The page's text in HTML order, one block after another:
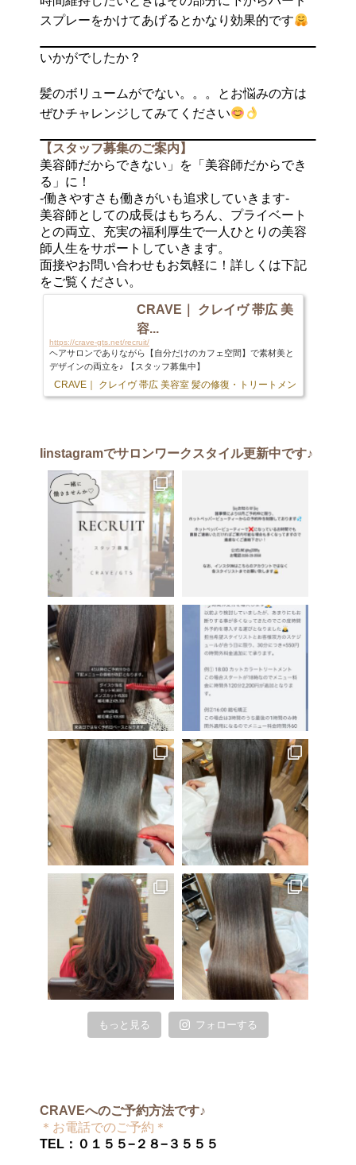
スプレーをかけてあげるとかなり効果的です
いかがでしたか？
髪のボリュームがでない。。。とお悩みの方は
ぜひチャレンジしてみてください
【スタッフ募集のご案内】
美容師だからできない」を「美容師だからでき
る」に！
-働きやすさも働きがいも追求していきます-
美容師としての成長はもちろん、プライベート
との両立、充実の福利厚生で一人ひとりの美容
師人生をサポートしていきます。
面接やお問い合わせもお気軽に！詳しくは下記
をご覧ください。
CRAVE｜ クレイヴ 帯広 美
容...
https://crave-gts.net/recruit/
ヘアサロンでありながら【自分だけのカフェ空間】で素材美と
デザインの両立を♪ 【スタッフ募集中】
CRAVE｜ クレイヴ 帯広 美容室 髪の修復・トリートメント専門店
Iinstagramでサロンワークスタイル更新中です♪
もっと見る フォローする
CRAVEへのご予約方法です♪
＊お電話でのご予約＊
TEL：０１５５−２８−３５５５